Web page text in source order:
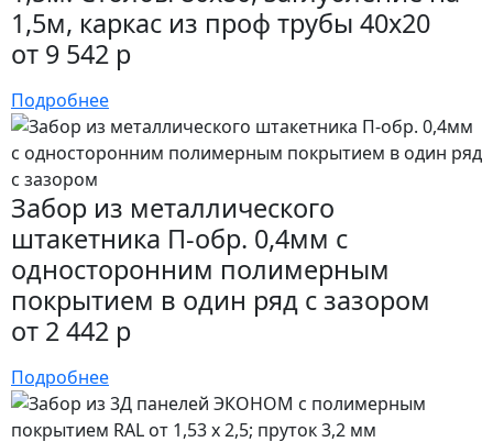
1,5м, каркас из проф трубы 40х20
от 9 542 р
Подробнее
Забор из металлического
штакетника П-обр. 0,4мм с
односторонним полимерным
покрытием в один ряд с зазором
от 2 442 р
Подробнее